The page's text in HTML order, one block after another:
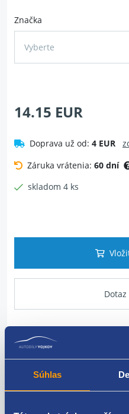
Súhlas
Značka
Vyberte
14.15 EUR
Doprava už od: 4 EUR
Záruka vrátenia: 60 dní
skladom 4 ks
Popis produktu
Sada príchytiek krytu
III, Peugeot Boxer III a